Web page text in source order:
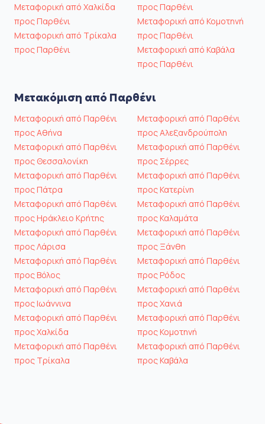
Μεταφορική από Χαλκίδα
προς Παρθένι
Μεταφορική από Τρίκαλα
προς Παρθένι
προς Παρθένι
Μεταφορική από Κομοτηνή
προς Παρθένι
Μεταφορική από Καβάλα
προς Παρθένι
Μετακόμιση από Παρθένι
Μεταφορική από Παρθένι
προς Αθήνα
Μεταφορική από Παρθένι
προς Θεσσαλονίκη
Μεταφορική από Παρθένι
προς Πάτρα
Μεταφορική από Παρθένι
προς Ηράκλειο Κρήτης
Μεταφορική από Παρθένι
προς Λάρισα
Μεταφορική από Παρθένι
προς Βόλος
Μεταφορική από Παρθένι
προς Ιωάννινα
Μεταφορική από Παρθένι
προς Χαλκίδα
Μεταφορική από Παρθένι
προς Τρίκαλα
Μεταφορική από Παρθένι
προς Αλεξανδρούπολη
Μεταφορική από Παρθένι
προς Σέρρες
Μεταφορική από Παρθένι
προς Κατερίνη
Μεταφορική από Παρθένι
προς Καλαμάτα
Μεταφορική από Παρθένι
προς Ξάνθη
Μεταφορική από Παρθένι
προς Ρόδος
Μεταφορική από Παρθένι
προς Χανιά
Μεταφορική από Παρθένι
προς Κομοτηνή
Μεταφορική από Παρθένι
προς Καβάλα